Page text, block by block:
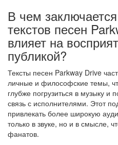
В чем
текстов песен
влияет на
публикой?
Тексты песен Parkway Drive
личные и философские темы,
глубже погрузиться в музыку и
связь с исполнителями. Этот
привлекать более широкую
только в звуке, но и в смысле,
фанатов.